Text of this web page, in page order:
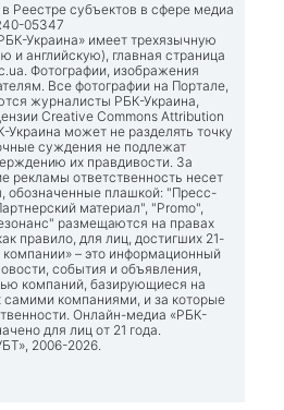
Реестре субъектов в сфере медиа
05347
Украина» имеет трехязычную
и английскую), главная страница
. Фотографии, изображения
Все фотографии на Портале,
журналисты РБК-Украина,
Creative Commons Attribution
может не разделять точку
суждения не подлежат
их правдивости. За
рекламы ответственность несет
обозначенные плашкой: "Пресс-
материал", "Promo",
размещаются на правах
правило, для лиц, достигших 21-
компании» – это информационный
события и объявления,
компаний, базирующиеся на
компаниями, и за которые
Онлайн-медиа «РБК-
для лиц от 21 года.
2006-2026.